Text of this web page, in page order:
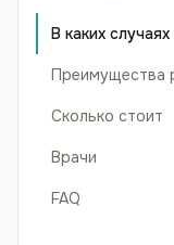
В каких
Преимущества
Сколько стоит
Врачи
FAQ